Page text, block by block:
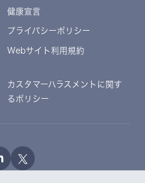
健康宣言
プライバシーポリシー
Webサイト利用規約
カスタマーハラスメントに関す
るポリシー